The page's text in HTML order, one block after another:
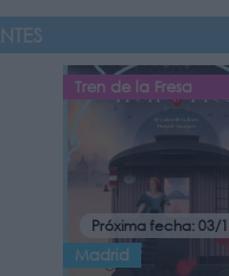
Tren de la Fresa
Próxima fecha: 03/
Madrid